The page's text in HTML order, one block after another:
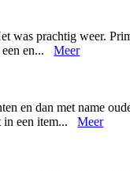
was prachtig weer.
een en...Meer
en dan met name
in een item...Meer